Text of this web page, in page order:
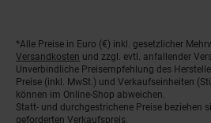
Fußnoten
*Alle Preise in Euro (€) inkl. gesetzlicher
Versandkosten und zzgl. evtl. anfallender
Unverbindliche Preisempfehlung des
Preise (inkl. MwSt.) und Verkaufseinheiten
können im Online-Shop abweichen.
Statt- und durchgestrichene Preise beziehen
geforderten Verkaufspreis.